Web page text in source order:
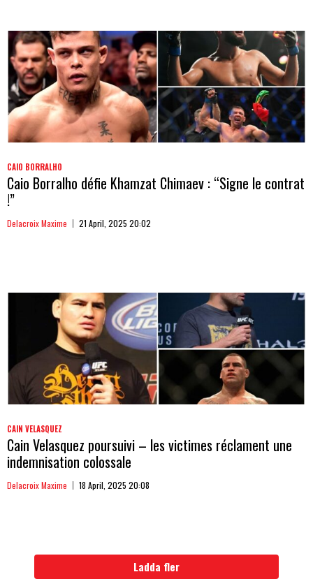
CAIO BORRALHO
Caio Borralho défie Khamzat Chimaev : “Signe le contrat
!”
Delacroix Maxime 21 April, 2025 20:02
CAIN VELASQUEZ
Cain Velasquez poursuivi – les victimes réclament une
indemnisation colossale
Delacroix Maxime 18 April, 2025 20:08
Ladda fler